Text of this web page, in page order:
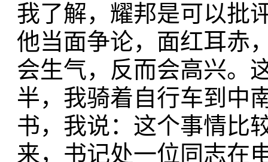
我了解，耀邦是可以批
他当面争论，面红耳赤
会生气，反而会高兴。
半，我骑着自行车到中
书，我说：这个事情比
来，书记处一位同志在